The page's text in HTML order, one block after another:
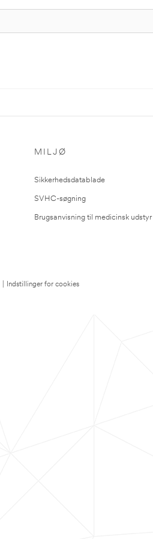
MILJØ
Sikkerhedsdatablade
SVHC-søgning
Brugsanvisning til medicinsk udstyr
Indstillinger for cookies